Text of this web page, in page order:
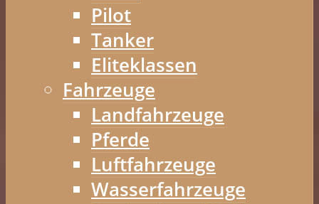
Pilot
Tanker
Eliteklassen
Fahrzeuge
Landfahrzeuge
Pferde
Luftfahrzeuge
Wasserfahrzeuge